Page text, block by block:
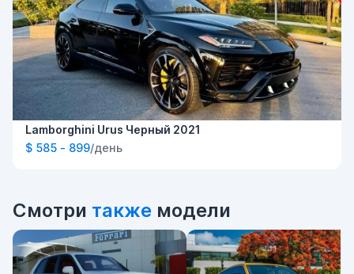
Lamborghini Urus Черный 2021
$ 585 - 899/день
Смотри также модели